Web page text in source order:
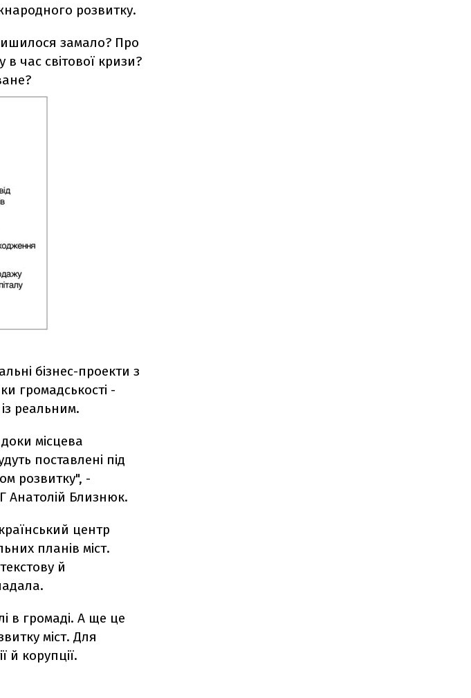
розвитку.
замало? Про
час світової кризи?
бізнес-проекти з
громадськості -
реальним.
місцева
поставлені під
розвитку", -
Анатолій Близнюк.
центр
планів міст.
й
в громаді. А ще це
міст. Для
й корупції.